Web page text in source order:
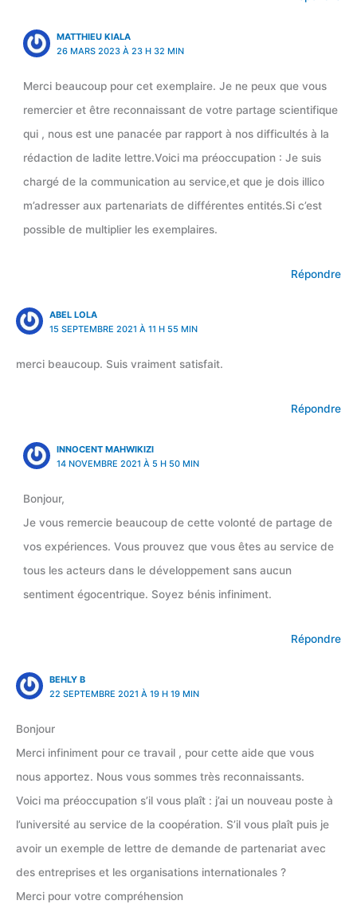
MATTHIEU KIALA
26 MARS 2023 À 23 H 32 MIN
Merci beaucoup pour cet exemplaire. Je ne peux que vous
remercier et être reconnaissant de votre partage scientifique
qui , nous est une panacée par rapport à nos difficultés à la
rédaction de ladite lettre.Voici ma préoccupation : Je suis
chargé de la communication au service,et que je dois illico
m’adresser aux partenariats de différentes entités.Si c’est
possible de multiplier les exemplaires.
Répondre
ABEL LOLA
15 SEPTEMBRE 2021 À 11 H 55 MIN
merci beaucoup. Suis vraiment satisfait.
Répondre
INNOCENT MAHWIKIZI
14 NOVEMBRE 2021 À 5 H 50 MIN
Bonjour,
Je vous remercie beaucoup de cette volonté de partage de
vos expériences. Vous prouvez que vous êtes au service de
tous les acteurs dans le développement sans aucun
sentiment égocentrique. Soyez bénis infiniment.
Répondre
BEHLY B
22 SEPTEMBRE 2021 À 19 H 19 MIN
Bonjour
Merci infiniment pour ce travail , pour cette aide que vous
nous apportez. Nous vous sommes très reconnaissants.
Voici ma préoccupation s’il vous plaît : j’ai un nouveau poste à
l’université au service de la coopération. S’il vous plaît puis je
avoir un exemple de lettre de demande de partenariat avec
des entreprises et les organisations internationales ?
Merci pour votre compréhension